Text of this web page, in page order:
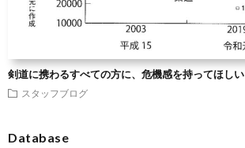
剣道に携わるすべての方に、危機感を持ってほしい
スタッフブログ
Database